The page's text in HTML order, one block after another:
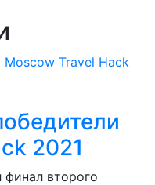
2021
второго